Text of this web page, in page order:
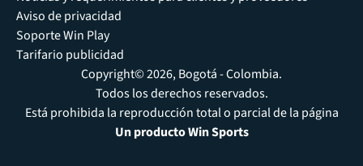
Aviso de privacidad
Soporte Win Play
Tarifario publicidad
Copyright© 2026, Bogotá - Colombia.
Todos los derechos reservados.
Está prohibida la reproducción total o parcial de la página
Un producto Win Sports